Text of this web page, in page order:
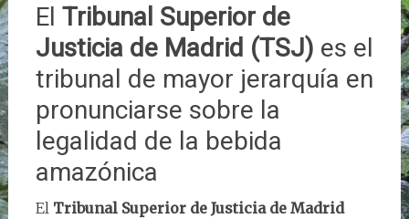
El Tribunal Superior de
Justicia de Madrid (TSJ) es el
tribunal de mayor jerarquía en
pronunciarse sobre la
legalidad de la bebida
amazónica
El Tribunal Superior de Justicia de Madrid